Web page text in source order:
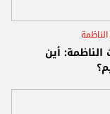
أين